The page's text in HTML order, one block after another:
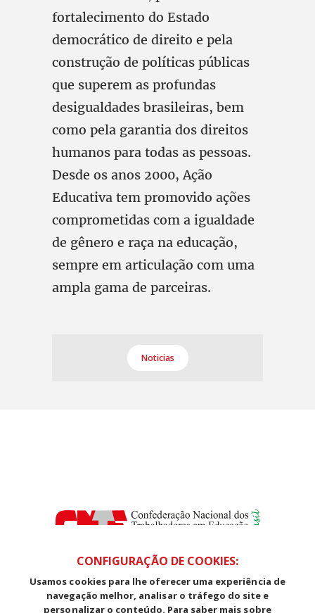
fortalecimento do Estado
democrático de direito e pela
construção de políticas públicas
que superem as profundas
desigualdades brasileiras, bem
como pela garantia dos direitos
humanos para todas as pessoas.
Desde os anos 2000, Ação
Educativa tem promovido ações
comprometidas com a igualdade
de gênero e raça na educação,
sempre em articulação com uma
ampla gama de parceiras.
Noticias
SDS, Edifício Venâncio III, Salas 101/106
CEP: 70393-902 - Brasília - DF
CONFIGURAÇÃO DE COOKIES:
Usamos cookies para lhe oferecer uma experiência de
navegação melhor, analisar o tráfego do site e
personalizar o conteúdo. Para saber mais sobre